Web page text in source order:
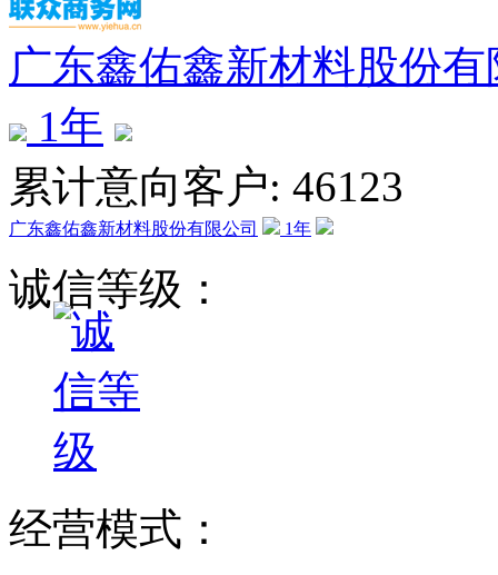
广东鑫佑鑫新材料股份
1年
累计意向客户: 46123
广东鑫佑鑫新材料股份有限公司 1年
诚信等级：
经营模式：